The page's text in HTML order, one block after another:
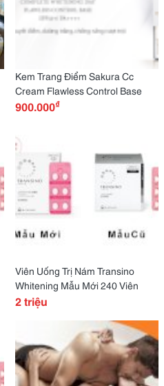
Kem Trang Điểm Sakura Cc
Cream Flawless Control Base
900.000₫
Viên Uống Trị Nám Transino
Whitening Mẫu Mới 240 Viên
2 triệu